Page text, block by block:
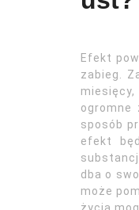
Efekt
zabieg.
sposób
efekt
dba o
może